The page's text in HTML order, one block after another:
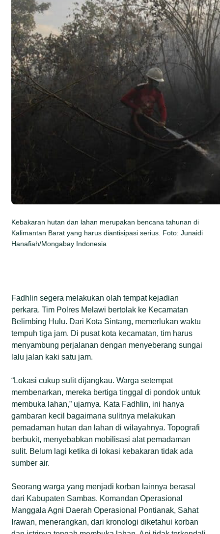
Kebakaran hutan dan lahan merupakan bencana tahunan di
Kalimantan Barat yang harus diantisipasi serius. Foto: Junaidi
Hanafiah/Mongabay Indonesia
Fadhlin segera melakukan olah tempat kejadian
perkara. Tim Polres Melawi bertolak ke Kecamatan
Belimbing Hulu. Dari Kota Sintang, memerlukan waktu
tempuh tiga jam. Di pusat kota kecamatan, tim harus
menyambung perjalanan dengan menyeberang sungai
lalu jalan kaki satu jam.
“Lokasi cukup sulit dijangkau. Warga setempat
membenarkan, mereka bertiga tinggal di pondok untuk
membuka lahan,” ujarnya. Kata Fadhlin, ini hanya
gambaran kecil bagaimana sulitnya melakukan
pemadaman hutan dan lahan di wilayahnya. Topografi
berbukit, menyebabkan mobilisasi alat pemadaman
sulit. Belum lagi ketika di lokasi kebakaran tidak ada
sumber air.
Seorang warga yang menjadi korban lainnya berasal
dari Kabupaten Sambas. Komandan Operasional
Manggala Agni Daerah Operasional Pontianak, Sahat
Irawan, menerangkan, dari kronologi diketahui korban